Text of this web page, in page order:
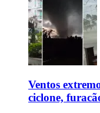
Ventos
ciclone,